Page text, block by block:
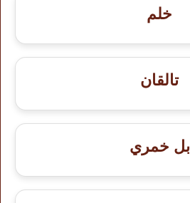
خلم
تالقان
بل خمري